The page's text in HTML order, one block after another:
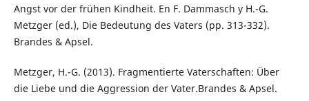
Angst vor der frühen Kindheit. En F. Dammasch y H.-G.
Metzger (ed.), Die Bedeutung des Vaters (pp. 313-332).
Brandes & Apsel.
Metzger, H.-G. (2013). Fragmentierte Vaterschaften: Über
die Liebe und die Aggression der Vater.Brandes & Apsel.